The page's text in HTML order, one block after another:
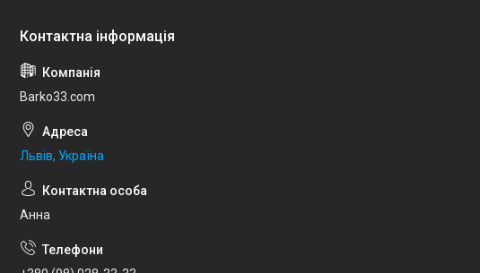
Barko33.com
Львів, Україна
Анна